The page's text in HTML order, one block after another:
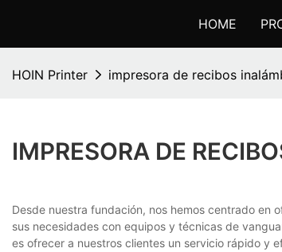
HOME
HOIN Printer impresora de recibos
IMPRESORA DE
Desde nuestra fundación, nos hemos centrado en
sus necesidades con equipos y técnicas de
es ofrecer a nuestros clientes un servicio rápido y